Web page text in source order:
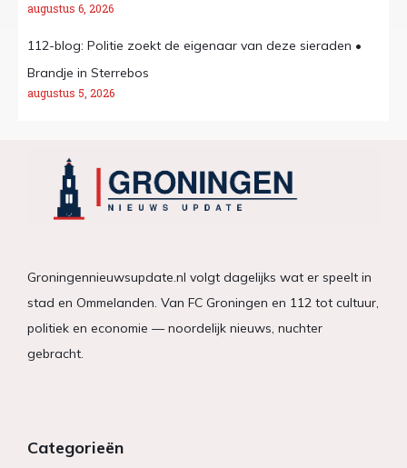
augustus 6, 2026
112-blog: Politie zoekt de eigenaar van deze sieraden •
Brandje in Sterrebos
augustus 5, 2026
Groningennieuwsupdate.nl volgt dagelijks wat er speelt in
stad en Ommelanden. Van FC Groningen en 112 tot cultuur,
politiek en economie — noordelijk nieuws, nuchter
gebracht.
Categorieën